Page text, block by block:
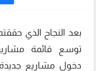
بعد النجاح الذي
توسع قائمة
دخول مشاريع جديدة